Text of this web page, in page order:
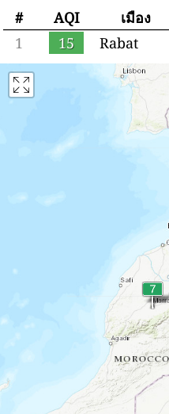
#
AQI
เมือง
1
15 Rabat